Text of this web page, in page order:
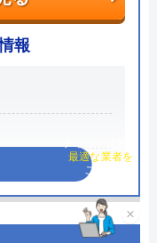
もの相談実績を持
い技術力で高品質
る
報
×
最適な業者を
ご提案